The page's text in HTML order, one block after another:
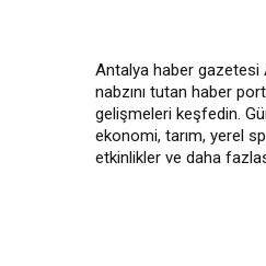
Antalya haber gazetesi
nabzını tutan haber
gelişmeleri keşfedin.
ekonomi, tarım, yerel
etkinlikler ve daha